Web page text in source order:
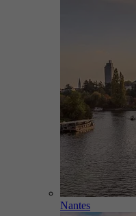
Nantes